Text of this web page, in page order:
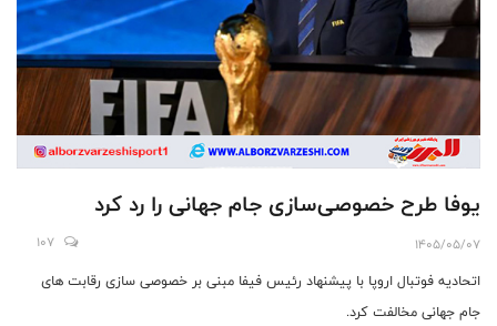
یوفا طرح خصوصی‌سازی جام جهانی را رد کرد
1405/05/07
107
اتحادیه فوتبال اروپا با پیشنهاد رئیس فیفا مبنی بر خصوصی سازی رقابت های
جام جهانی مخالفت کرد.